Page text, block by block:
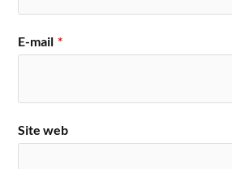
E-mail *
Site web